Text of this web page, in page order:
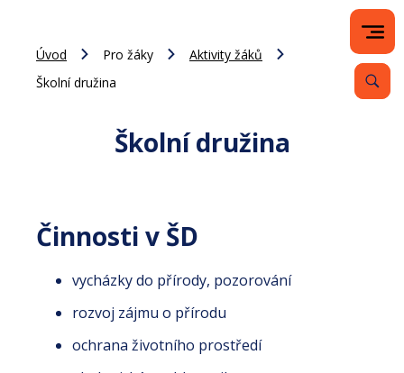
Úvod Pro žáky
Aktivity žáků
Školní družina
Školní družina
Činnosti v ŠD
vycházky do přírody, pozorování
rozvoj zájmu o přírodu
ochrana životního prostředí